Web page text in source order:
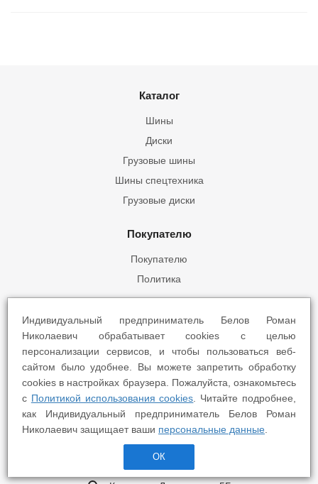
Каталог
Шины
Грузовые шины
Шины спецтехника
Диски
Грузовые диски
Покупателю
Покупателю
Политика
Оставайтесь на связи
Индивидуальный предприниматель Белов Роман
Николаевич обрабатывает cookies с целью
персонализации сервисов, и чтобы пользоваться веб-
сайтом было удобнее. Вы можете запретить обработку
cookies в настройках браузера. Пожалуйста, ознакомьтесь
с Политикой использования cookies . Читайте подробнее,
как Индивидуальный предприниматель Белов Роман
Николаевич защищает ваши персональные данные
ОК